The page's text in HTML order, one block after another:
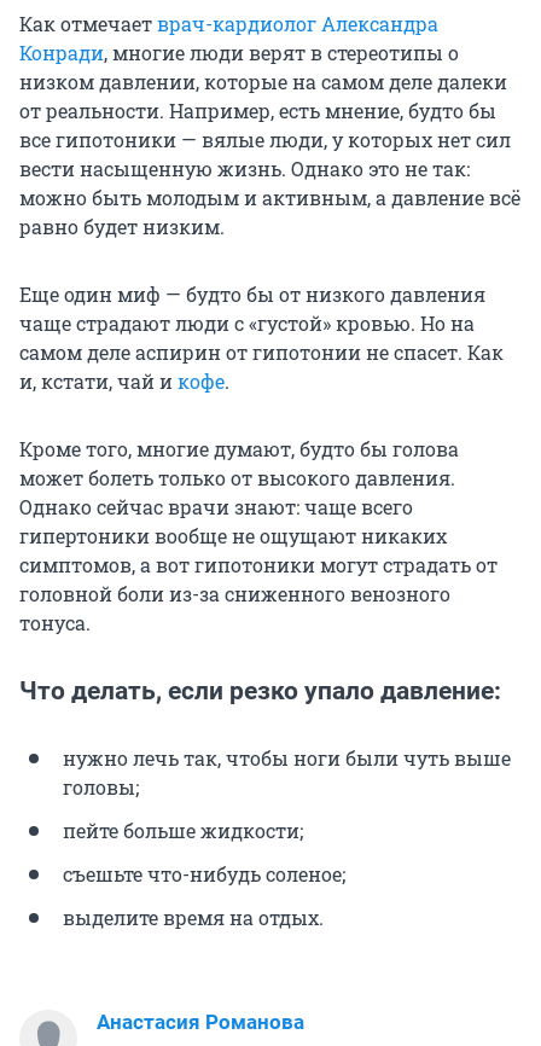
Как отмечаетврач-кардиолог Александра
Конради, многие люди верят в стереотипы о
низком давлении, которые на самом деле далеки
от реальности. Например, есть мнение, будто бы
все гипотоники — вялые люди, у которых нет сил
вести насыщенную жизнь. Однако это не так:
можно быть молодым и активным, а давление всё
равно будет низким.
Еще один миф — будто бы от низкого давления
чаще страдают люди с «густой» кровью. Но на
самом деле аспирин от гипотонии не спасет. Как
и, кстати, чай икофе.
Кроме того, многие думают, будто бы голова
может болеть только от высокого давления.
Однако сейчас врачи знают: чаще всего
гипертоники вообще не ощущают никаких
симптомов, а вот гипотоники могут страдать от
головной боли из-за сниженного венозного
тонуса.
Что делать, если резко упало давление:
нужно лечь так, чтобы ноги были чуть выше
головы;
пейте больше жидкости;
съешьте что-нибудь соленое;
выделите время на отдых.
Анастасия Романова